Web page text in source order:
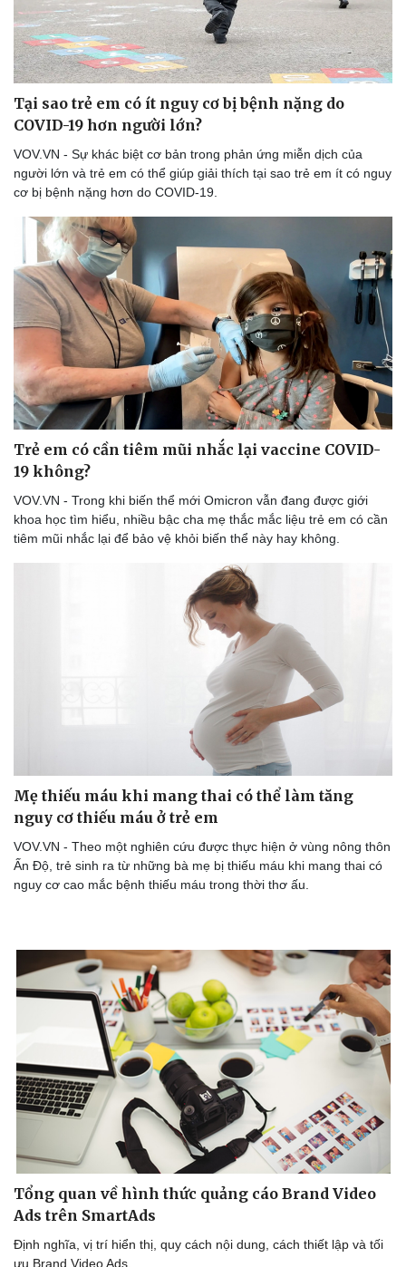
Doanh nghiệp
Thông tin doanh nghiệp
Doanh nghiệp 24h
Doanh nhân
Vì cộng đồng
Công nghệ
Sành điệu
Trải nghiệm
Chuyển đổi số
Tại sao trẻ em có ít nguy cơ bị bệnh nặng do
COVID-19 hơn người lớn?
VOV.VN - Sự khác biệt cơ bản trong phản ứng miễn dịch của
người lớn và trẻ em có thể giúp giải thích tại sao trẻ em ít có nguy
cơ bị bệnh nặng hơn do COVID-19.
Trẻ em có cần tiêm mũi nhắc lại vaccine COVID-
19 không?
VOV.VN - Trong khi biến thể mới Omicron vẫn đang được giới
khoa học tìm hiểu, nhiều bậc cha mẹ thắc mắc liệu trẻ em có cần
tiêm mũi nhắc lại để bảo vệ khỏi biến thể này hay không.
Mẹ thiếu máu khi mang thai có thể làm tăng
nguy cơ thiếu máu ở trẻ em
VOV.VN - Theo một nghiên cứu được thực hiện ở vùng nông thôn
Ấn Độ, trẻ sinh ra từ những bà mẹ bị thiếu máu khi mang thai có
nguy cơ cao mắc bệnh thiếu máu trong thời thơ ấu.
Tổng quan về hình thức quảng cáo Brand Video
Ads trên SmartAds
Định nghĩa, vị trí hiển thị, quy cách nội dung, cách thiết lập và tối
ưu Brand Video Ads.